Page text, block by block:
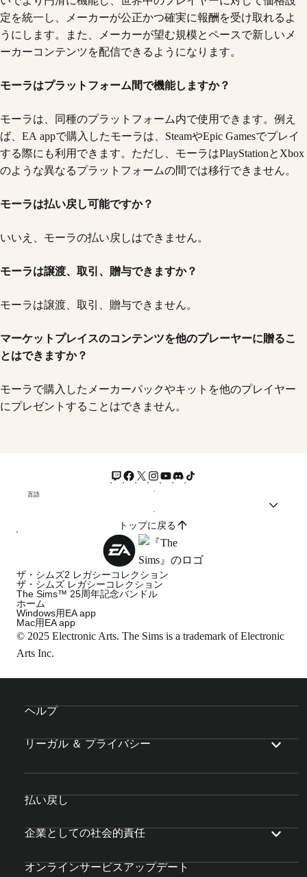
定を統一し、メーカーが公正かつ確実に報酬を受け取れるよ
うにします。また、メーカーが望む規模とペースで新しいメ
ーカーコンテンツを配信できるようになります。
モーラはプラットフォーム間で機能しますか？
モーラは、同種のプラットフォーム内で使用できます。例え
ば、EA appで購入したモーラは、SteamやEpic Gamesでプレイ
する際にも利用できます。ただし、モーラはPlayStationとXbox
のような異なるプラットフォームの間では移行できません。
モーラは払い戻し可能ですか？
いいえ、モーラの払い戻しはできません。
モーラは譲渡、取引、贈与できますか？
モーラは譲渡、取引、贈与できません。
マーケットプレイスのコンテンツを他のプレーヤーに贈るこ
とはできますか？
モーラで購入したメーカーパックやキットを他のプレイヤー
にプレゼントすることはできません。
言語
トップに戻る
ザ・シムズ2 レガシーコレクション
ザ・シムズ レガシーコレクション
The Sims™ 25周年記念バンドル
ホーム
Windows用EA app
Mac用EA app
© 2025 Electronic Arts. The Sims is a trademark of Electronic
Arts Inc.
ヘルプ
リーガル ＆ プライバシー
払い戻し
企業としての社会的責任
オンラインサービスアップデート